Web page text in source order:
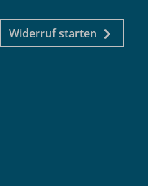
Widerruf starten